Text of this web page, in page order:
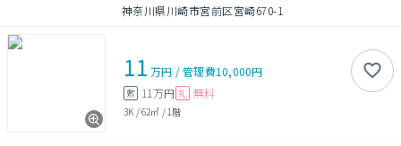
神奈川県川崎市宮前区宮崎670-1
11 万円 /管理費10,000円
敷 11万円 礼 無料
3K /62㎡ / 1階